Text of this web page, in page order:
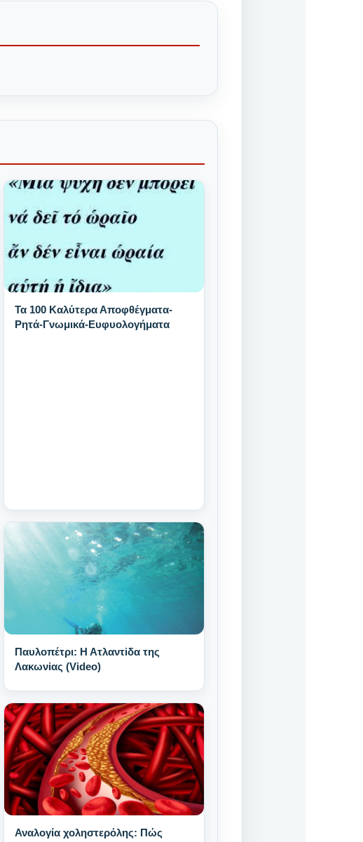
Τα 100 Καλύτερα Αποφθέγματα-
Ρητά-Γνωμικά-Ευφυολογήματα
Παυλοπέτρι: Η Ατλαντiδα της
Λακωνiας (Video)
Αναλογία χοληστερόλης: Πώς